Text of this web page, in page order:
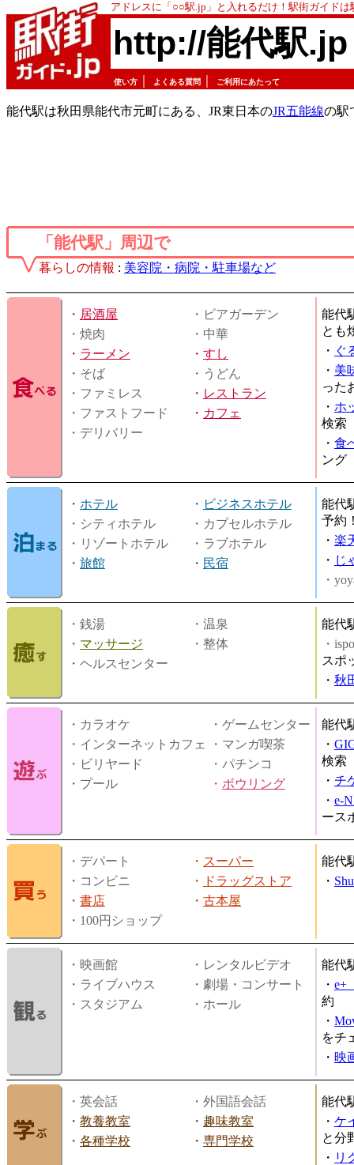
アドレスに「○○駅.jp」と入れるだけ！駅街ガイド
http://能代駅.jp
使い方 よくある質問 ご利用にあたって
能代駅は秋田県能代市元町にある、JR東日本のJR五能線の駅
「能代駅」周辺で
暮らしの情報 : 美容院・病院・駐車場など
・ 居酒屋
・ビアガーデン
・焼肉
・中華
・ ラーメン ・ すし
・そば
・うどん
・ファミレス
・ レストラン
・ファストフード
・ カフェ
・デリバリー
能代
とも
・ ぐ
・ 美
った
・ ホ
検索
・ 食
ング
・ ホテル ・ ビジネスホテル
・シティホテル
・カプセルホテル
・リゾートホテル
・ラブホテル
・ 旅館 ・ 民宿
能代
予約
・ 楽
・ じ
・
・銭湯
・温泉
・ マッサージ
・整体
・ヘルスセンター
能代
・
スポ
・ 秋
・カラオケ
・ゲームセンター
・インターネットカフェ
・マンガ喫茶
・ビリヤード
・パチンコ
・プール
・ ボウリング
能代
・
検索
・ チ
・ e-
ース
・デパート ・ スーパー
・コンビニ
・
ドラッグストア
・ 書店 ・ 古本屋
・100円ショップ
能代
・
・映画館
・レンタルビデオ
・ライブハウス
・劇場・コンサート
・スタジアム
・ホール
能代
・ e+
約
・
をチ
・ 映
・英会話
・外国語会話
・ 教養教室 ・ 趣味教室
・ 各種学校 ・ 専門学校
能代
・ ケ
と分
・ リ